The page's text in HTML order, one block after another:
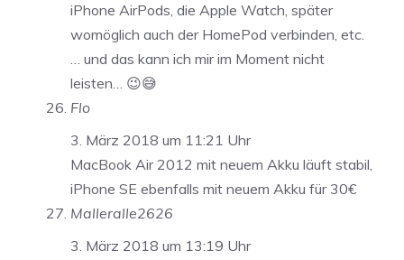
iPhone AirPods, die Apple Watch, später
womöglich auch der HomePod verbinden, etc.
… und das kann ich mir im Moment nicht
leisten… 😉😅
Flo
3. März 2018 um 11:21 Uhr
MacBook Air 2012 mit neuem Akku läuft stabil,
iPhone SE ebenfalls mit neuem Akku für 30€
Malleralle2626
3. März 2018 um 13:19 Uhr